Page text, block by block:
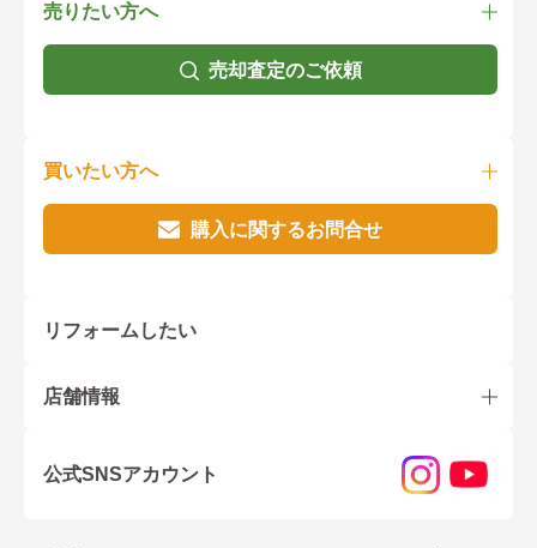
売りたい方へ
売却査定のご依頼
買いたい方へ
購入に関するお問合せ
リフォームしたい
店舗情報
公式SNSアカウント